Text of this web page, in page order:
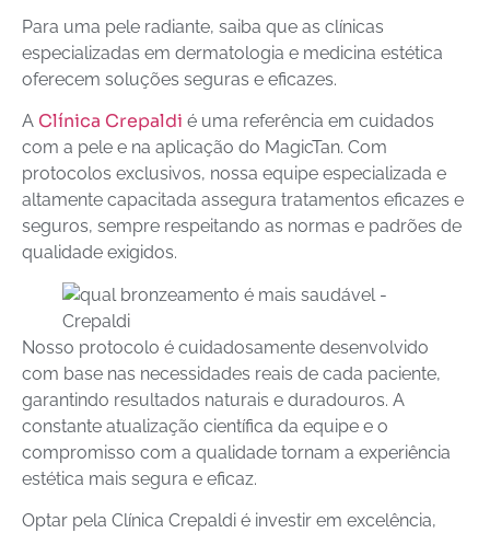
Para uma pele radiante, saiba que as clínicas
especializadas em dermatologia e medicina estética
oferecem soluções seguras e eficazes.
A Clínica Crepaldi é uma referência em cuidados
com a pele e na aplicação do MagicTan. Com
protocolos exclusivos, nossa equipe especializada e
altamente capacitada assegura tratamentos eficazes e
seguros, sempre respeitando as normas e padrões de
qualidade exigidos.
Nosso protocolo é cuidadosamente desenvolvido
com base nas necessidades reais de cada paciente,
garantindo resultados naturais e duradouros. A
constante atualização científica da equipe e o
compromisso com a qualidade tornam a experiência
estética mais segura e eficaz.
Optar pela Clínica Crepaldi é investir em excelência,